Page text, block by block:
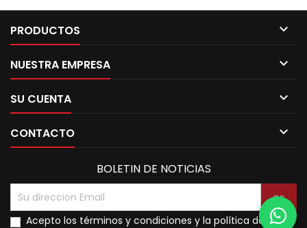
PRODUCTOS 
NUESTRA EMPRESA 
SU CUENTA 
CONTACTO 
BOLETIN DE NOTICIAS
Acepto los términos y condiciones y la política de